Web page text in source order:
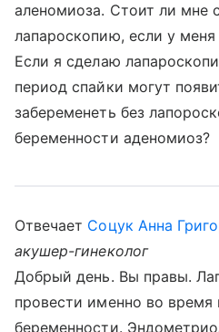
аленомиоза. Стоит ли мне
лапароскопию, если у меня
Если я сделаю
период спайки могут
забеременеть без
беременности аденомиоз?
Отвечает Соцук Анна
акушер-гинеколог
Добрый день. Вы правы.
провести именно во время
беременности.